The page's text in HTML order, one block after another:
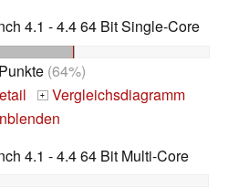
4.1 - 4.4 64 Bit Single-Core
(64%)
+ Vergleichsdiagramm
4.1 - 4.4 64 Bit Multi-Core